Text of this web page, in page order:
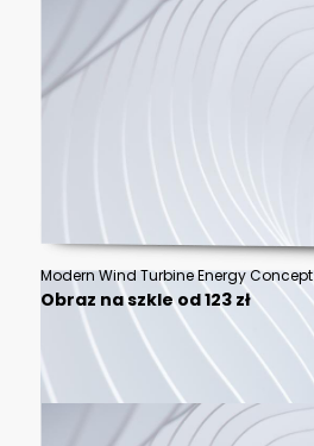
Modern Wind Turbine Energy Concept
Obraz na szkle od 123 zł